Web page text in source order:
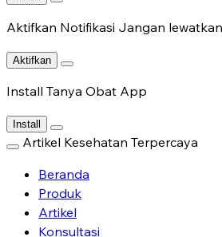
Aktifkan Notifikasi Jangan
Aktifkan
Install Tanya Obat App
Install
Artikel Kesehatan Terpercaya
Beranda
Produk
Artikel
Konsultasi